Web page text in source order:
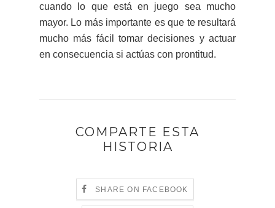
cuando lo que está en juego sea mucho
mayor. Lo más importante es que te resultará
mucho más fácil tomar decisiones y actuar
en consecuencia si actúas con prontitud.
COMPARTE ESTA
HISTORIA
SHARE ON FACEBOOK